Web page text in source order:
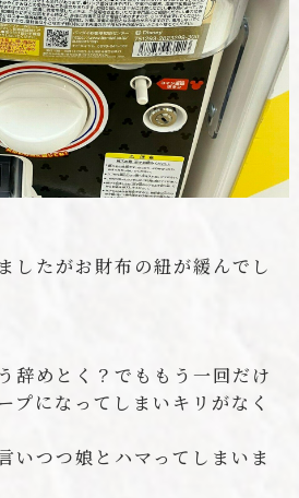
したがお財布の紐が緩んでし
辞めとく？でももう一回だけ
プになってしまいキリがなく
いつつ娘とハマってしまいま